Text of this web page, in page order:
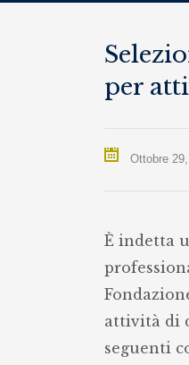
per
Ottobre
È indetta
attività di
seguenti